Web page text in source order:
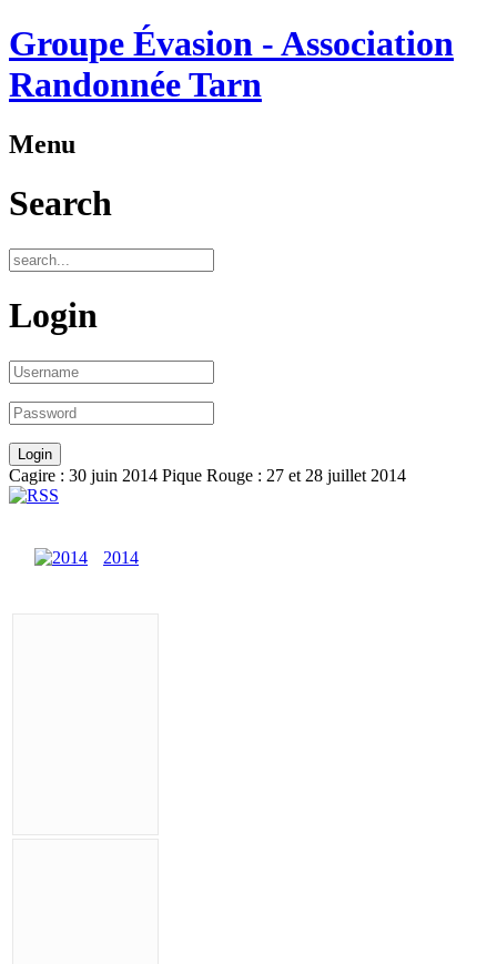
Groupe Évasion - Association
Randonnée Tarn
Menu
Search
Login
Cagire : 30 juin 2014 Pique Rouge : 27 et 28 juillet 2014
2014